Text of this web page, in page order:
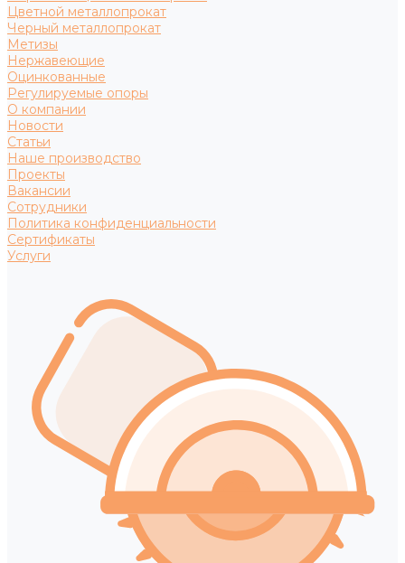
Цветной металлопрокат
Черный металлопрокат
Метизы
Нержавеющие
Оцинкованные
Регулируемые опоры
О компании
Новости
Статьи
Наше производство
Проекты
Вакансии
Сотрудники
Политика конфиденциальности
Сертификаты
Услуги